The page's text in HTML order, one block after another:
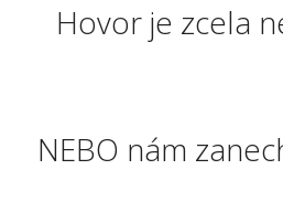
Hovor je zcela
NEBO nám